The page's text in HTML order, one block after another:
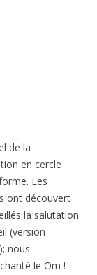
de la
en cercle
Les
ont découvert
la salutation
(version
nous
le Om !